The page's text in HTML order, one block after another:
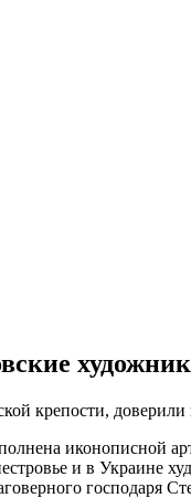
крепости,
иконописной
и в Украине
господаря